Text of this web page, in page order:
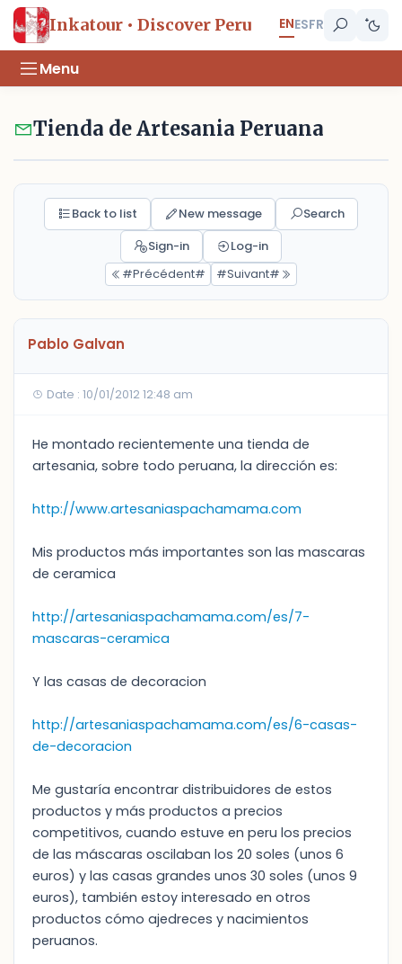
Inkatour • Discover Peru ENESFR
Menu
Tienda de Artesania Peruana
Back to list New message
Search
Sign-in
Log-in
#Précédent#
#Suivant#
Pablo Galvan
Date : 10/01/2012 12:48 am
He montado recientemente una tienda de
artesania, sobre todo peruana, la dirección es:
http://www.artesaniaspachamama.com
Mis productos más importantes son las mascaras
de ceramica
http://artesaniaspachamama.com/es/7-
mascaras-ceramica
Y las casas de decoracion
http://artesaniaspachamama.com/es/6-casas-
de-decoracion
Me gustaría encontrar distribuidores de estos
productos y más productos a precios
competitivos, cuando estuve en peru los precios
de las máscaras oscilaban los 20 soles (unos 6
euros) y las casas grandes unos 30 soles (unos 9
euros), también estoy interesado en otros
productos cómo ajedreces y nacimientos
peruanos.